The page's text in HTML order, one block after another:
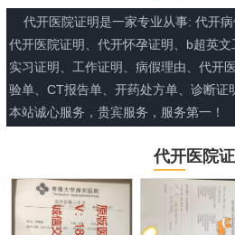
代开医院证明是一家专业从事: 代开病
代开医院证明、代开怀孕证明、b超英文
实习证明、工作证明、病假理由、代开
验单、CT报告单、开药处方单、诊断证
本站诚心服务，贵宾服务，服务第一！
代开医院